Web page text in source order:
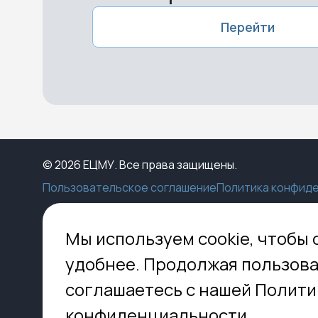
Перейти
© 2026 ЕЦМУ. Все права защищены.
Пользовательское соглашениеПолитика
Каталог Конструктор
Блог
Помощь
Контакты
Пункты выдачи
Оплата
Установка
Гид по кладбищам
8
Мы используем cookie, чтобы
удобнее. Продолжая
соглашаетесь с нашей